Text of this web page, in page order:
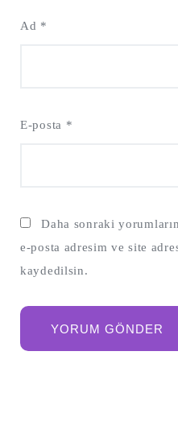
Ad *
E-posta *
Daha sonraki
e-posta adresim ve site
kaydedilsin.